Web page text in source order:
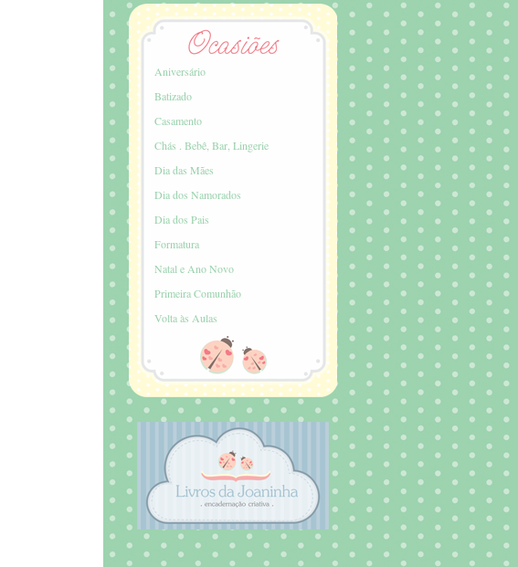
Aniversário
Batizado
Casamento
Chás . Bebê, Bar, Lingerie
Dia das Mães
Dia dos Namorados
Dia dos Pais
Formatura
Natal e Ano Novo
Primeira Comunhão
Volta às Aulas